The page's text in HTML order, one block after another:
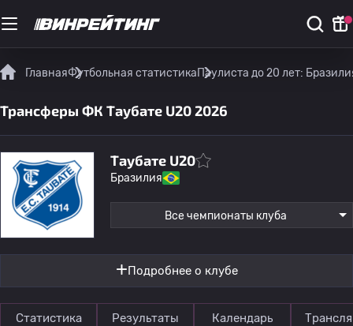
ГлавнаяФутбольная статистикаПаулиста до 20 лет:
Трансферы ФК Таубате U20 2026
Таубате U20
Бразилия
Все чемпионаты клуба
Подробнее о клубе
Статистика Результаты Календарь